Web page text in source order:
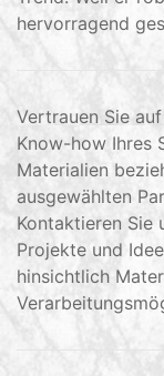
hervorragend
Vertrauen Sie
Know-how Ihres
Materialien
ausgewählten
Kontaktieren Sie
Projekte und
hinsichtlich